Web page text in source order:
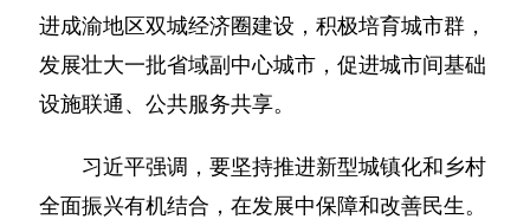
进成渝地区双城经济圈建设，积极培育城市群，
发展壮大一批省域副中心城市，促进城市间基础
设施联通、公共服务共享。
习近平强调，要坚持推进新型城镇化和乡村
全面振兴有机结合，在发展中保障和改善民生。